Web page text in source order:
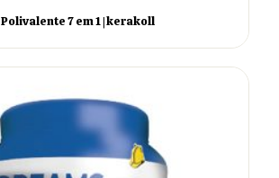
Polivalente 7 em 1 | kerakoll